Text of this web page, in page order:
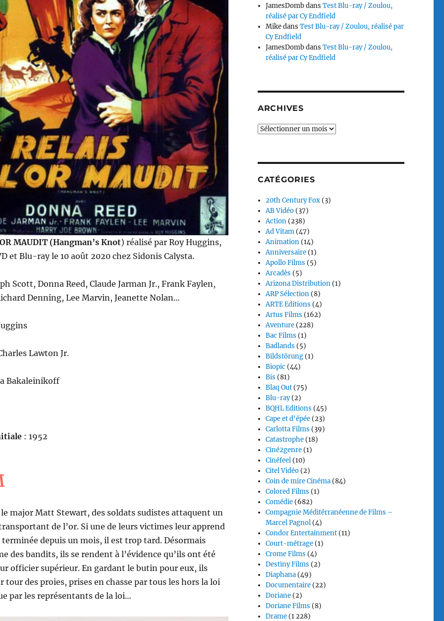
MAUDIT (Hangman’s Knot) réalisé par Roy Huggins,
et Blu-ray le 10 août 2020 chez Sidonis Calysta.
Scott, Donna Reed, Claude Jarman Jr., Frank Faylen,
Denning, Lee Marvin, Jeanette Nolan…
Lawton Jr.
Bakaleinikoff
: 1952
major Matt Stewart, des soldats sudistes attaquent un
de l’or. Si une de leurs victimes leur apprend
terminée depuis un mois, il est trop tard. Désormais
des bandits, ils se rendent à l’évidence qu’ils ont été
officier supérieur. En gardant le butin pour eux, ils
tour des proies, prises en chasse par tous les hors la loi
par les représentants de la loi…
JamesDombdansTest Blu-ray / Zoulou,
réalisé par Cy Endfield
MikedansTest Blu-ray / Zoulou, réalisé par
Cy Endfield
JamesDombdansTest Blu-ray / Zoulou,
réalisé par Cy Endfield
ARCHIVES
Archives
CATÉGORIES
20th Century Fox (3)
AB Vidéo (37)
Action (238)
Ad Vitam (47)
Animation (14)
Anniversaire (1)
Apollo Films (5)
Arcadès (5)
Arizona Distribution (1)
ARP Sélection (8)
ARTE Editions (4)
Artus Films (162)
Aventure (228)
Bac Films (1)
Badlands (5)
Bildstörung (1)
Biopic (44)
Bis (81)
Blaq Out (75)
Blu-ray(2)
BQHL Editions (45)
Cape et d'épée (23)
Carlotta Films (39)
Catastrophe (18)
Ciné2genre (1)
Cinéfeel (10)
Citel Vidéo (2)
Coin de mire Cinéma (84)
Colored Films (1)
Comédie (682)
Compagnie Méditérranéenne de Films –
Marcel Pagnol (4)
Condor Entertainment (11)
Court-métrage (1)
Crome Films (4)
Destiny Films (2)
Diaphana (49)
Documentaire (22)
Doriane (2)
Doriane Films (8)
Drame (1 228)